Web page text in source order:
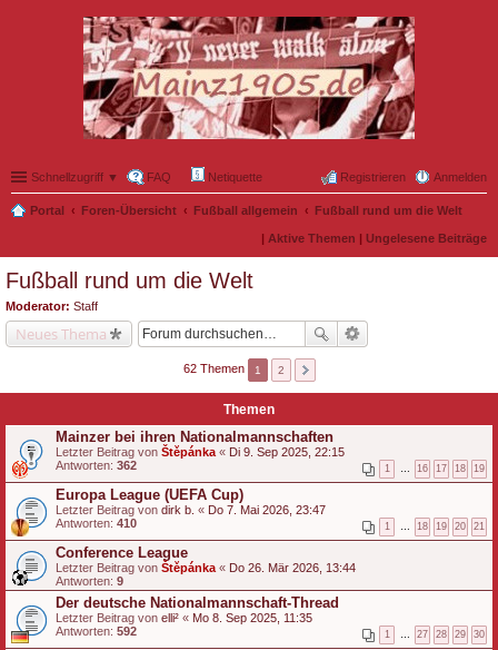
Schnellzugriff ▼ FAQ Netiquette Anmelden
Registrieren
Portal Foren-Übersicht Fußball allgemein Fußball rund um die Welt
| Aktive Themen | Ungelesene Beiträge
Fußball rund um die Welt
Moderator: Staff
Neues Thema
62 Themen 1 2
Themen
Mainzer bei ihren Nationalmannschaften
Letzter Beitrag von Štěpánka « Di 9. Sep 2025, 22:15
Antworten: 362 1 16 17 18 19
Europa League (UEFA Cup)
Letzter Beitrag von dirk b. « Do 7. Mai 2026, 23:47
Antworten: 410 1 18 19 20 21
Conference League
Letzter Beitrag von Štěpánka « Do 26. Mär 2026, 13:44
Antworten: 9
Der deutsche Nationalmannschaft-Thread
Letzter Beitrag von elli² « Mo 8. Sep 2025, 11:35
Antworten: 592 1 27 28 29 30